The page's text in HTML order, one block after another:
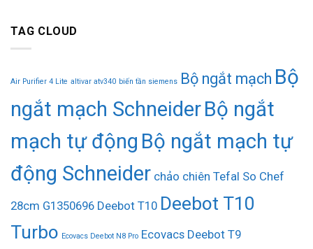
TAG CLOUD
Air Purifier 4 Lite altivar atv340 biến tần siemens Bộ ngắt mạch Bộ
ngắt mạch SchneiderBộ ngắt
mạch tự động Bộ ngắt mạch tự
động Schneider chảo chiên Tefal So Chef
28cm G1350696 Deebot T10 Deebot T10
Turbo Ecovacs Deebot N8 Pro Ecovacs Deebot T9